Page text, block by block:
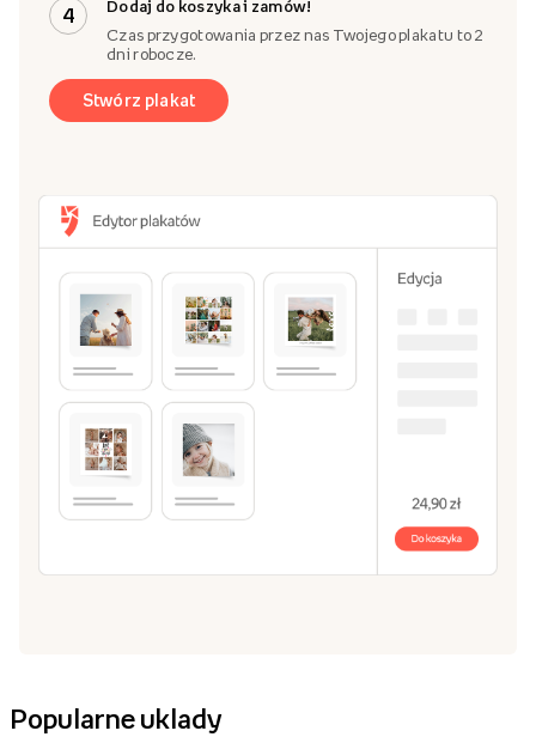
4
Dodaj do koszyka i zamów!
Czas przygotowania przez nas Twojego plakatu to 2
dni robocze.
Stwórz plakat
Popularne uklady